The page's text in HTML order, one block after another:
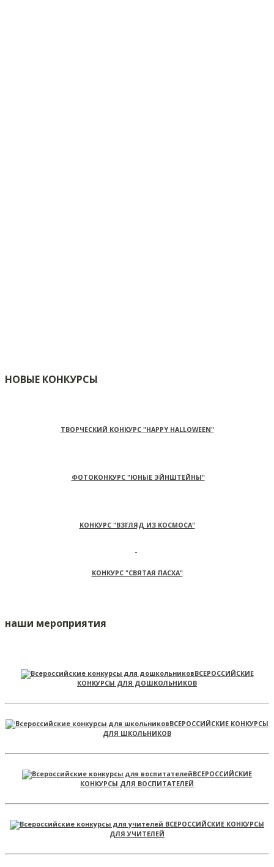
НОВЫЕ КОНКУРСЫ
ТВОРЧЕСКИЙ КОНКУРС "HAPPY HALLOWEEN"
ФОТОКОНКУРС "ЮНЫЕ ЭЙНШТЕЙНЫ"
КОНКУРС "ВЗГЛЯД ИЗ КОСМОСА"
КОНКУРС "СВЯТАЯ ПАСХА"
наши мероприятия
ВСЕРОССИЙСКИЕ
КОНКУРСЫ ДЛЯ ДОШКОЛЬНИКОВ
ВСЕРОССИЙСКИЕ КОНКУРСЫ
ДЛЯ ШКОЛЬНИКОВ
ВСЕРОССИЙСКИЕ
КОНКУРСЫ ДЛЯ ВОСПИТАТЕЛЕЙ
ВСЕРОССИЙСКИЕ КОНКУРСЫ
ДЛЯ УЧИТЕЛЕЙ